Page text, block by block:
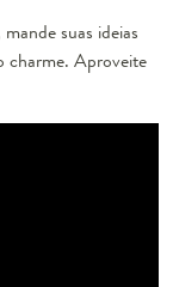
suas ideias
charme. Aproveite